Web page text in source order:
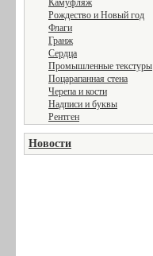
Камуфляж
Рождество и Новый год
Флаги
Гранж
Сердца
Промышленные текстуры
Поцарапанная стена
Черепа и кости
Надписи и буквы
Рентген
Новости